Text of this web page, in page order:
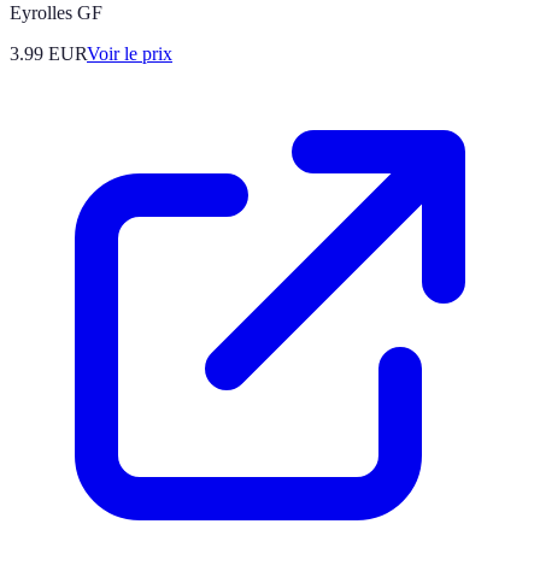
Eyrolles GF
3.99 EURVoir le prix